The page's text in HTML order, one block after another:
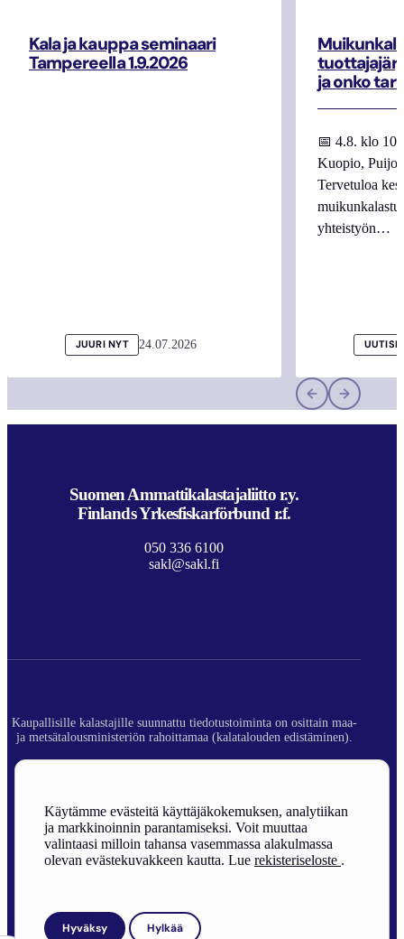
Käytämme evästeitä käyttäjäkokemuksen, analytiikan
ja markkinoinnin parantamiseksi. Voit muuttaa
valintaasi milloin tahansa vasemmassa alakulmassa
olevan evästekuvakkeen kautta. Lue rekisteriseloste .
Hyväksy Hylkää
Kala ja kauppa seminaari
Tampereella 1.9.2026
JUURI NYT 24.07.2026
ja onko
📅 4.8. klo
Kuopio,
Tervetuloa
yhteistyön…
Suomen Ammattikalastajaliitto r.y.
Finlands Yrkesfiskarförbund r.f.
050 336 6100
sakl@sakl.fi
Kaupallisille kalastajille suunnattu tiedotustoiminta on osittain maa-
ja metsätalousministeriön rahoittamaa (kalatalouden edistäminen).
Rekisteriseloste
Sivuston toteutus